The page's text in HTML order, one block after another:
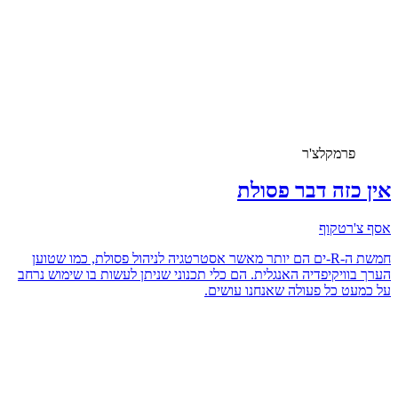
פרמקלצ'ר
אין כזה דבר פסולת
אסף צ'רטקוף
חמשת ה-R-ים הם יותר מאשר אסטרטגיה לניהול פסולת, כמו שטוען
הערך בוויקיפדיה האנגלית. הם כלי תכנוני שניתן לעשות בו שימוש נרחב
על כמעט כל פעולה שאנחנו עושים.